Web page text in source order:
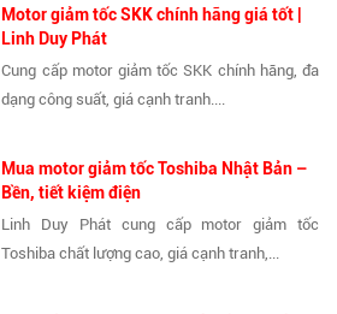
Motor giảm tốc SKK chính hãng giá tốt |
Linh Duy Phát
Cung cấp motor giảm tốc SKK chính hãng, đa
dạng công suất, giá cạnh tranh....
Mua motor giảm tốc Toshiba Nhật Bản –
Bền, tiết kiệm điện
Linh Duy Phát cung cấp motor giảm tốc
Toshiba chất lượng cao, giá cạnh tranh,...